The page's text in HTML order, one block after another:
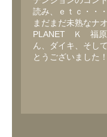
読み、ｅｔｃ・・・
まだまだ未熟なナ
PLANET Ｋ 福原
ん、ダイキ、そし
とうございました！